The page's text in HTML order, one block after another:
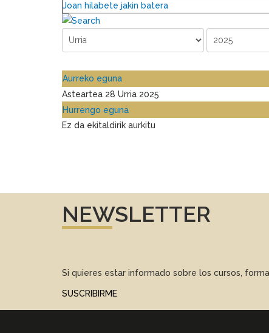
Joan hilabete jakin batera
Aurreko eguna
Asteartea 28 Urria 2025
Hurrengo eguna
Ez da ekitaldirik aurkitu
NEWSLETTER
Si quieres estar informado sobre los cursos,
SUSCRIBIRME